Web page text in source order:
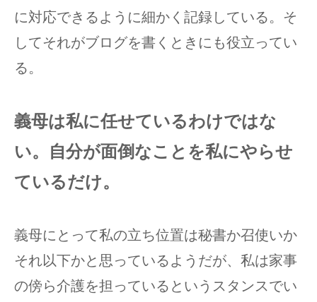
に対応できるように細かく記録している。そ
してそれがブログを書くときにも役立ってい
る。
義母は私に任せているわけではな
い。自分が面倒なことを私にやらせ
ているだけ。
義母にとって私の立ち位置は秘書か召使いか
それ以下かと思っているようだが、私は家事
の傍ら介護を担っているというスタンスでい